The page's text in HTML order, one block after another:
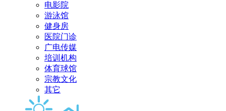
电影院
游泳馆
健身房
医院门诊
广电传媒
培训机构
体育球馆
宗教文化
其它